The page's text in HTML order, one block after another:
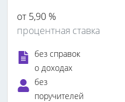
от 5,90 %
процентная ставка
без справок
о доходах
без
поручителей